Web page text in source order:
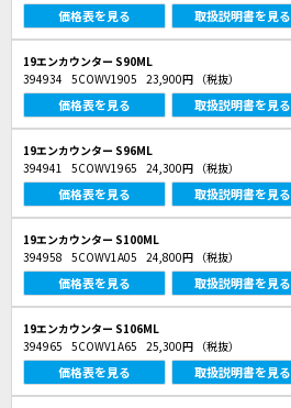
価格表を見る 取扱説明書を見る
19エンカウンター S90ML
394934 5COWV1905 23,900円 （税抜）
価格表を見る 取扱説明書を見る
19エンカウンター S96ML
394941 5COWV1965 24,300円 （税抜）
価格表を見る 取扱説明書を見る
19エンカウンター S100ML
394958 5COWV1A05 24,800円 （税抜）
価格表を見る 取扱説明書を見る
19エンカウンター S106ML
394965 5COWV1A65 25,300円 （税抜）
価格表を見る 取扱説明書を見る